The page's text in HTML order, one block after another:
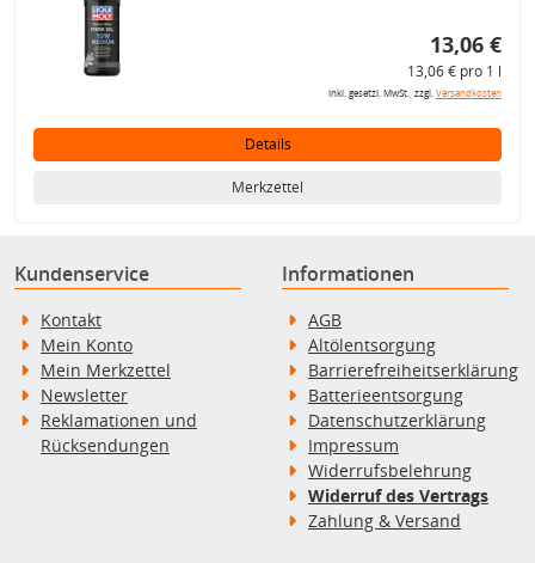
13,06 €
13,06 € pro 1 l
inkl. gesetzl. MwSt., zzgl.Versandkosten
Details
Merkzettel
Kundenservice
Kontakt
Mein Konto
Mein Merkzettel
Newsletter
Reklamationen und
Rücksendungen
Informationen
AGB
Altölentsorgung
Barrierefreiheitserklärung
Batterieentsorgung
Datenschutzerklärung
Impressum
Widerrufsbelehrung
Widerruf des Vertrags
Zahlung & Versand